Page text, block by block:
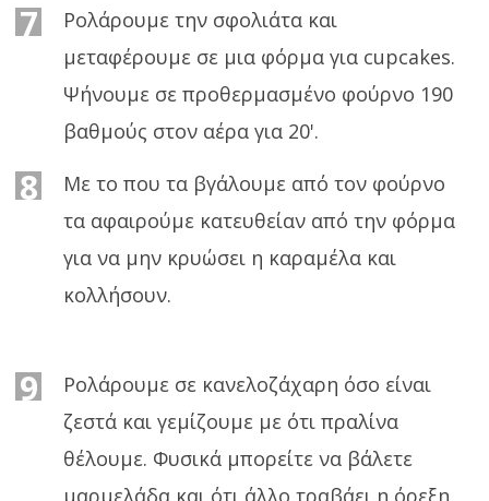
7
Ρολάρουμε την σφολιάτα και
μεταφέρουμε σε μια φόρμα για cupcakes.
Ψήνουμε σε προθερμασμένο φούρνο 190
βαθμούς στον αέρα για 20'.
8
Με το που τα βγάλουμε από τον φούρνο
τα αφαιρούμε κατευθείαν από την φόρμα
για να μην κρυώσει η καραμέλα και
κολλήσουν.
9
Ρολάρουμε σε κανελοζάχαρη όσο είναι
ζεστά και γεμίζουμε με ότι πραλίνα
θέλουμε. Φυσικά μπορείτε να βάλετε
μαρμελάδα και ότι άλλο τραβάει η όρεξη